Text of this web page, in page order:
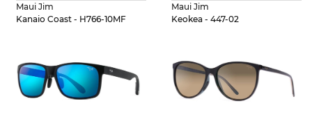
Maui Jim
Kanaio Coast - H766-10MF
Maui Jim
Keokea - 447-02